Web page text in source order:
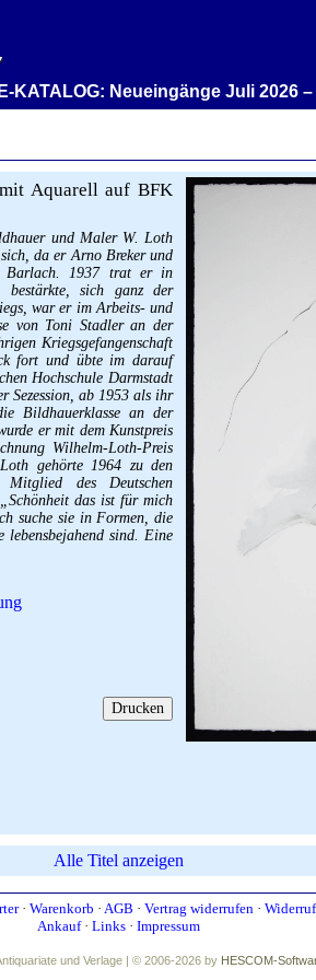
KATALOG: Neueingänge Juli 2026
Aquarell auf BFK
und Maler W. Loth
da er Arno Breker und
Barlach. 1937 trat er in
sich ganz der
war er im Arbeits- und
von Toni Stadler an der
Kriegsgefangenschaft
fort und übte im darauf
Hochschule Darmstadt
Sezession, ab 1953 als ihr
Bildhauerklasse an der
er mit dem Kunstpreis
Wilhelm-Loth-Preis
gehörte 1964 zu den
des Deutschen
das ist für mich
suche sie in Formen, die
sind. Eine
Alle Titel anzeigen
· Warenkorb · AGB · Vertrag widerrufen·
Ankauf· Links· Impressum
und Verlage | © 2006-2026 by HESCOM-